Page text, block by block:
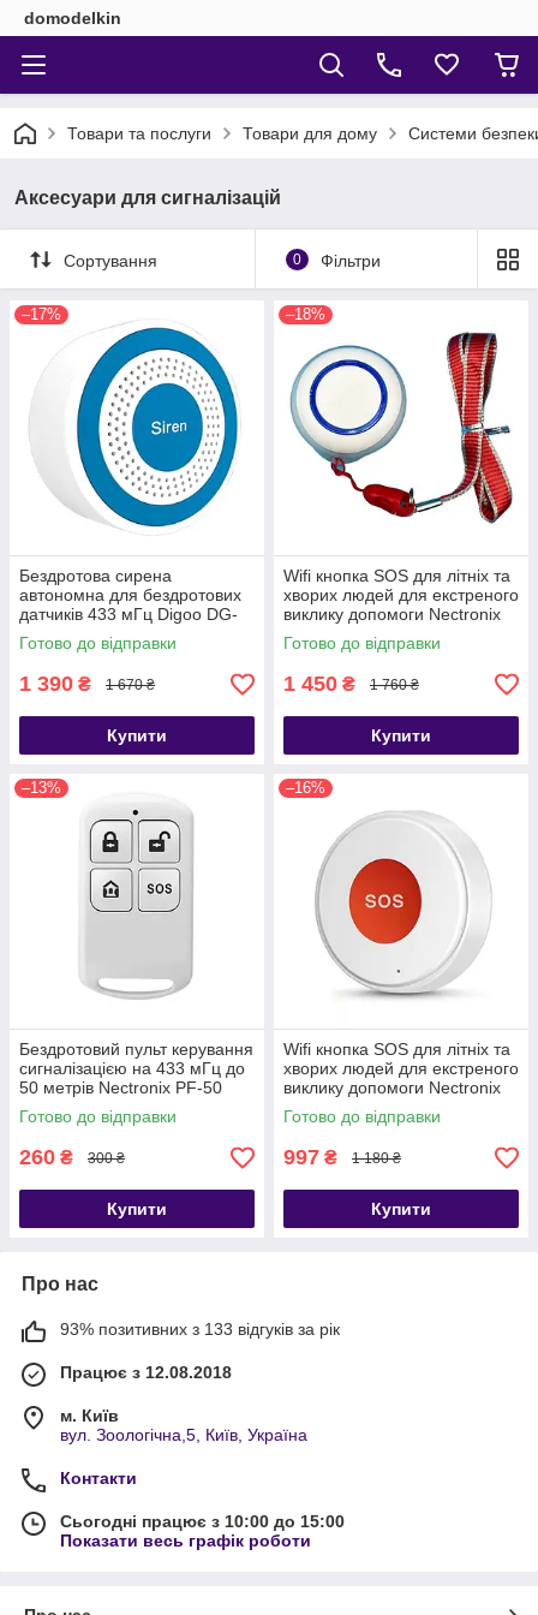
domodelkin
Товари та послуги Товари для дому Системи
Аксесуари для сигналізацій
Сортування 0 Фільтри
–17%
Бездротова сирена
автономна для бездротових
датчиків 433 мГц Digoo DG-
ROSA, з акумулятором
Готово до відправки
1 390 ₴ 1 670 ₴
Купити
–18%
Wifi кнопка SOS для літніх та
хворих людей для екстреного
виклику допомоги Nectronix
SS01, додаток Tuya Smart
Готово до відправки
1 450 ₴ 1 760 ₴
Купити
–13%
Бездротовий пульт керування
сигналізацією на 433 мГц до
50 метрів Nectronix PF-50
Готово до відправки
260 ₴ 300 ₴
Купити
–16%
Wifi кнопка SOS для літніх та
хворих людей для екстреного
виклику допомоги Nectronix
ER-W1, додаток Tuya Smart
Готово до відправки
997 ₴ 1 180 ₴
Купити
Про нас
93% позитивних з 133 відгуків за рік
Працює з 12.08.2018
м. Київ
вул. Зоологічна,5, Київ, Україна
Контакти
Сьогодні працює з 10:00 до 15:00
Показати весь графік роботи